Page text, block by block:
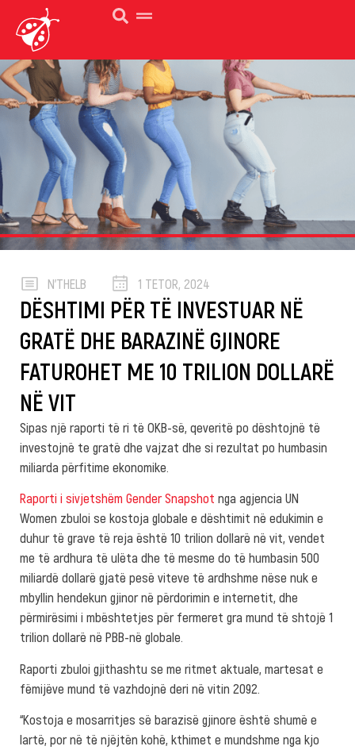
N’THELB 1 TETOR, 2024
DËSHTIMI PËR TË INVESTUAR NË
GRATË DHE BARAZINË GJINORE
FATUROHET ME 10 TRILION DOLLARË
NË VIT
Sipas një raporti të ri të OKB-së, qeveritë po dështojnë të
investojnë te gratë dhe vajzat dhe si rezultat po humbasin
miliarda përfitime ekonomike.
Raporti i sivjetshëm Gender Snapshot nga agjencia UN
Women zbuloi se kostoja globale e dështimit në edukimin e
duhur të grave të reja është 10 trilion dollarë në vit, vendet
me të ardhura të ulëta dhe të mesme do të humbasin 500
miliardë dollarë gjatë pesë viteve të ardhshme nëse nuk e
mbyllin hendekun gjinor në përdorimin e internetit, dhe
përmirësimi i mbështetjes për fermeret gra mund të shtojë 1
trilion dollarë në PBB-në globale.
Raporti zbuloi gjithashtu se me ritmet aktuale, martesat e
fëmijëve mund të vazhdojnë deri në vitin 2092.
“Kostoja e mosarritjes së barazisë gjinore është shumë e
lartë, por në të njëjtën kohë, kthimet e mundshme nga kjo